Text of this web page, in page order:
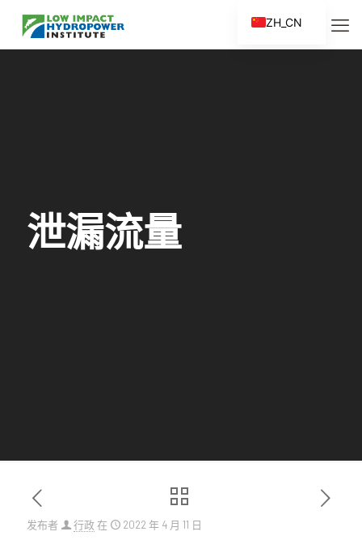
泄漏流量
发布者 行政在 2022 年 4 月 11 日
ZH_CN
EN